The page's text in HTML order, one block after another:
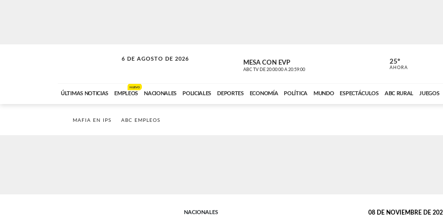
6 DE AGOSTO DE 2026
SOLO MÚSICA MESA CON EVP
ABC TV DE 20:00:00 A 20:59:00 ABC CARDINAL
25º
AHORA
ÚLTIMAS NOTICIAS EMPLEOS
NUEVO
NACIONALES POLICIALES DEPORTES ECONOMÍA POLÍTICA MUNDO ESPECTÁCULOS ABC RURAL JUEGOS
MAFIA EN IPS ABC EMPLEOS
NACIONALES 08 DE NOVIEMBRE DE